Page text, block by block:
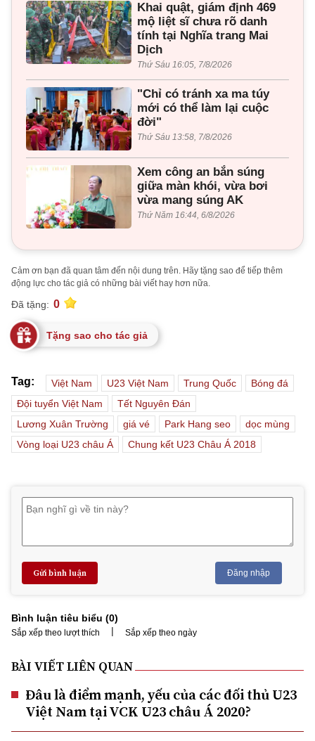
Khai quật, giám định 469
mộ liệt sĩ chưa rõ danh
tính tại Nghĩa trang Mai
Dịch
Thứ Sáu 16:05, 7/8/2026
"Chỉ có tránh xa ma túy
mới có thể làm lại cuộc
đời"
Thứ Sáu 13:58, 7/8/2026
Xem công an bắn súng
giữa màn khói, vừa bơi
vừa mang súng AK
Thứ Năm 16:44, 6/8/2026
Cảm ơn bạn đã quan tâm đến nội dung trên. Hãy tặng sao để tiếp thêm
động lực cho tác giả có những bài viết hay hơn nữa.
Đã tặng: 0
Tặng sao cho tác giả
Tag: Việt Nam U23 Việt Nam Trung Quốc
Bóng đá
Đội tuyển Việt Nam
Tết Nguyên Đán
Lương Xuân Trường
giá vé Park Hang seo
dọc mùng
Vòng loại U23 châu Á
Chung kết U23 Châu Á 2018
Gửi bình luận Đăng nhập
Bình luận tiêu biểu (0)
Sắp xếp theo lượt thích | Sắp xếp theo ngày
BÀI VIẾT LIÊN QUAN
Đâu là điểm mạnh, yếu của các đối thủ U23
Việt Nam tại VCK U23 châu Á 2020?